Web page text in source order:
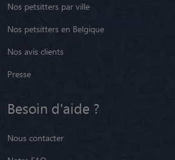
Nos petsitters par ville
Nos petsitters en Belgique
Nos avis clients
Presse
Besoin d'aide ?
Nous contacter